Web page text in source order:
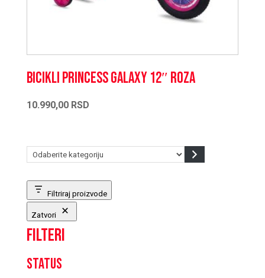
Bicikli PRINCESS Galaxy 12″ roza
10.990,00 RSD
Odaberite
Filtriraj proizvode
Zatvori
Filteri
Status